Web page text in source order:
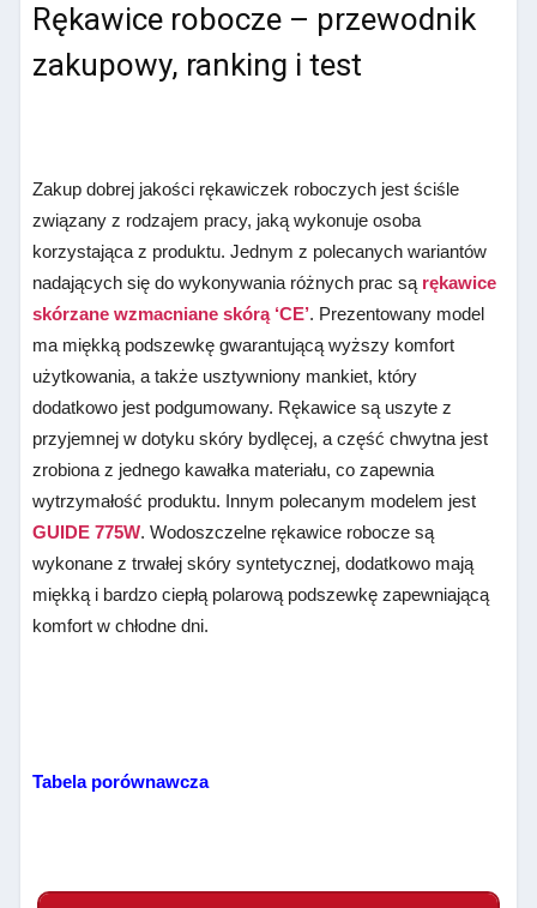
Rękawice robocze – przewodnik
zakupowy, ranking i test
Zakup dobrej jakości rękawiczek roboczych jest ściśle
związany z rodzajem pracy, jaką wykonuje osoba
korzystająca z produktu. Jednym z polecanych wariantów
nadających się do wykonywania różnych prac są rękawice
skórzane wzmacniane skórą ‘CE’. Prezentowany model
ma miękką podszewkę gwarantującą wyższy komfort
użytkowania, a także usztywniony mankiet, który
dodatkowo jest podgumowany. Rękawice są uszyte z
przyjemnej w dotyku skóry bydlęcej, a część chwytna jest
zrobiona z jednego kawałka materiału, co zapewnia
wytrzymałość produktu. Innym polecanym modelem jest
GUIDE 775W. Wodoszczelne rękawice robocze są
wykonane z trwałej skóry syntetycznej, dodatkowo mają
miękką i bardzo ciepłą polarową podszewkę zapewniającą
komfort w chłodne dni.
Tabela porównawcza